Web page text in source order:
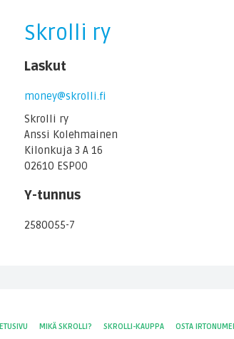
Skrolli ry
Laskut
money@skrolli.fi
Skrolli ry
Anssi Kolehmainen
Kilonkuja 3 A 16
02610 ESPOO
Y-tunnus
2580055-7
ETUSIVU MIKÄ SKROLLI? SKROLLI-KAUPPA OSTA